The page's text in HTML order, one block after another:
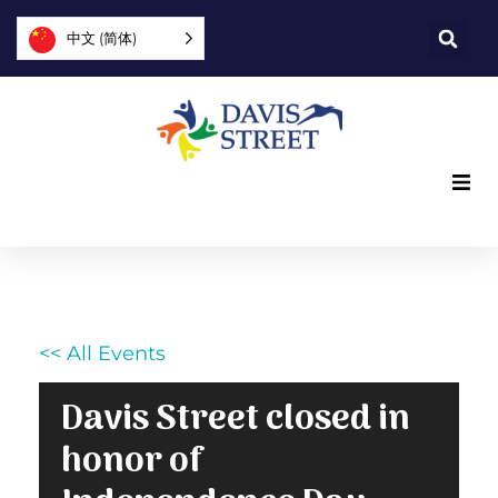
中文 (简体)
您可以提供帮助
加入我们
探索
<< All Events
Davis Street closed in
honor of